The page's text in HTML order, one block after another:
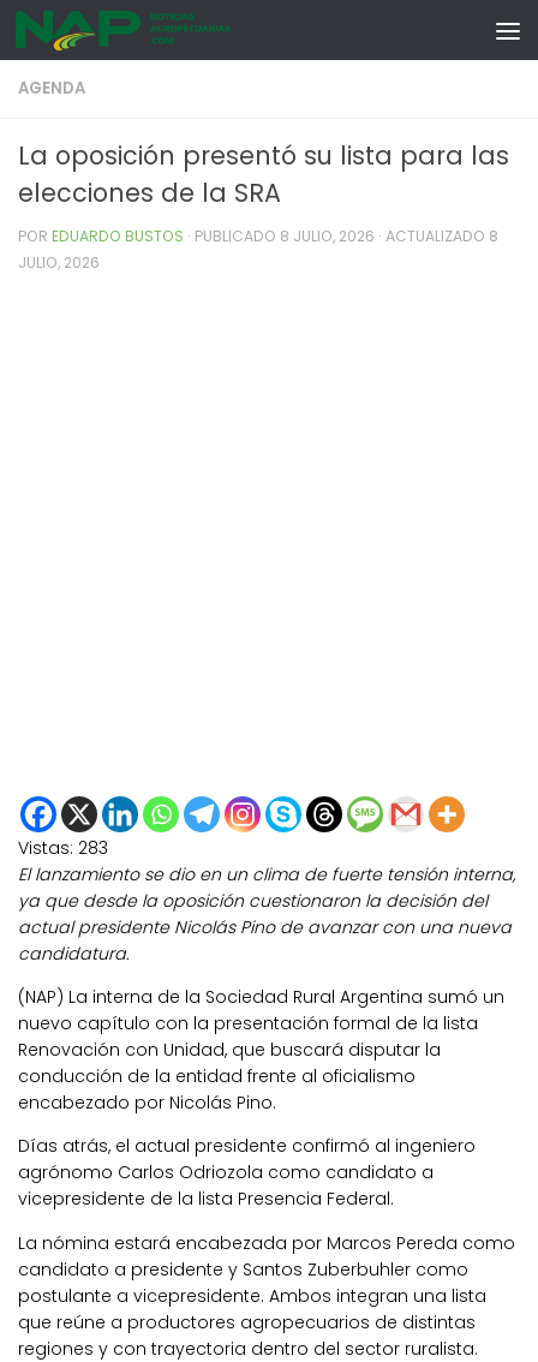
Skip to content
AGENDA
La oposición presentó su lista para las
elecciones de la SRA
POR EDUARDO BUSTOS · PUBLICADO 8 JULIO, 2026 · ACTUALIZADO 8
JULIO, 2026
Vistas: 283
El lanzamiento se dio en un clima de fuerte tensión interna,
ya que desde la oposición cuestionaron la decisión del
actual presidente Nicolás Pino de avanzar con una nueva
candidatura.
(NAP) La interna de la Sociedad Rural Argentina sumó un
nuevo capítulo con la presentación formal de la lista
Renovación con Unidad, que buscará disputar la
conducción de la entidad frente al oficialismo
encabezado por Nicolás Pino.
Días atrás, el actual presidente confirmó al ingeniero
agrónomo Carlos Odriozola como candidato a
vicepresidente de la lista Presencia Federal.
La nómina estará encabezada por Marcos Pereda como
candidato a presidente y Santos Zuberbuhler como
postulante a vicepresidente. Ambos integran una lista
que reúne a productores agropecuarios de distintas
regiones y con trayectoria dentro del sector ruralista.